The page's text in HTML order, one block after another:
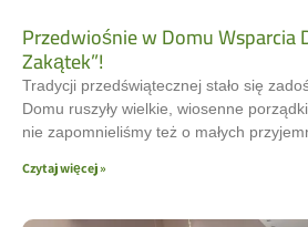
Przedwiośnie w Domu Wsparcia
Zakątek”!
Tradycji przedświątecznej stało się
Domu ruszyły wielkie, wiosenne
nie zapomnieliśmy też o małych
Czytaj więcej »